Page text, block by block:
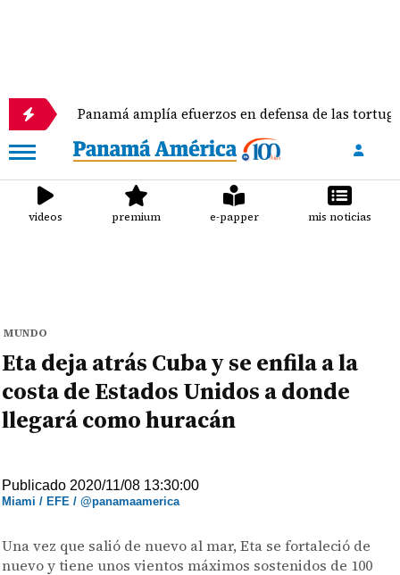
Panamá amplía efuerzos en defensa de las tortugas marinas
videos premium e-papper mis noticias
MUNDO
Eta deja atrás Cuba y se enfila a la
costa de Estados Unidos a donde
llegará como huracán
Publicado 2020/11/08 13:30:00
Miami / EFE / @panamaamerica
Una vez que salió de nuevo al mar, Eta se fortaleció de
nuevo y tiene unos vientos máximos sostenidos de 100